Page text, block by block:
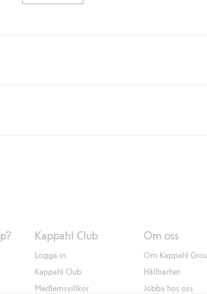
med leverans till ombud eller paketbox
Kappahl Club
Logga in
Kappahl Club
Medlemsvillkor
Om oss
Om Kappahl
Hållbarhet
Jobba hos oss